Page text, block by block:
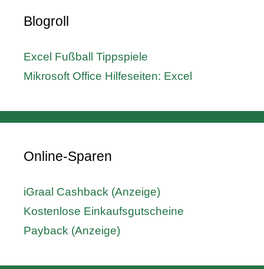
Blogroll
Excel Fußball Tippspiele
Mikrosoft Office Hilfeseiten: Excel
Online-Sparen
iGraal Cashback (Anzeige)
Kostenlose Einkaufsgutscheine
Payback (Anzeige)